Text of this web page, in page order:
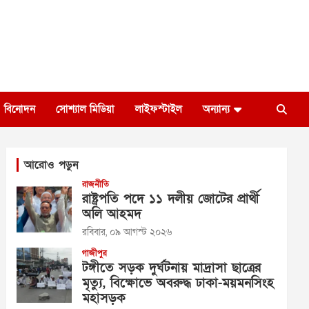
বিনোদন সোশ্যাল মিডিয়া লাইফস্টাইল অন্যান্য
আরোও পড়ুন
রাজনীতি
রাষ্ট্রপতি পদে ১১ দলীয় জোটের প্রার্থী
অলি আহমদ
রবিবার, ০৯ আগস্ট ২০২৬
গাজীপুর
টঙ্গীতে সড়ক দুর্ঘটনায় মাদ্রাসা ছাত্রের
মৃত্যু, বিক্ষোভে অবরুদ্ধ ঢাকা-ময়মনসিংহ
মহাসড়ক